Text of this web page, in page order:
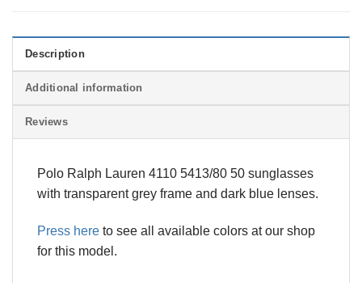
Description
Additional information
Reviews
Polo Ralph Lauren 4110 5413/80 50 sunglasses
with transparent grey frame and dark blue lenses.
Press here to see all available colors at our shop
for this model.